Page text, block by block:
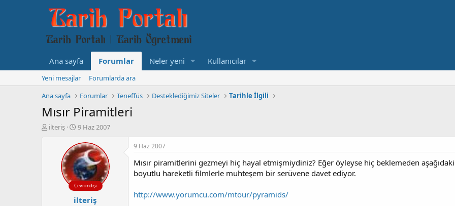
Ana sayfa Forumlar Neler yeni Kullanıcılar
Yeni mesajlar
Forumlarda ara
Ana sayfa
Forumlar Teneffüs Desteklediğimiz Siteler Tarihle İlgili
Mısır Piramitleri
K
ilteriş
B
ş
l
a
n
g
ı
ç
9 Haz 2007
Çevrimdışı
ilteriş
9 Haz 2007
Mısır piramitlerini gezmeyi hiç hayal etmişmiydiniz? Eğer öyleyse hiç beklemeden
boyutlu hareketli filmlerle muhteşem bir serüvene davet ediyor.
http://www.yorumcu.com/mtour/pyramids/